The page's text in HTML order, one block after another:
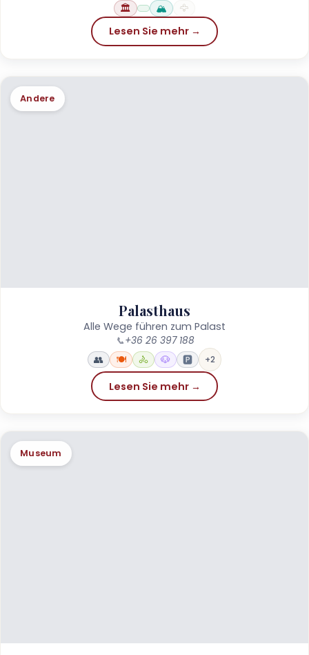
🏛️ 🏔️
🦅
Lesen Sie mehr →
Andere
Palasthaus
Alle Wege führen zum Palast
📞+36 26 397 188
👥 🍽️ 🚴 🐶 🅿️ +2
Lesen Sie mehr →
Museum